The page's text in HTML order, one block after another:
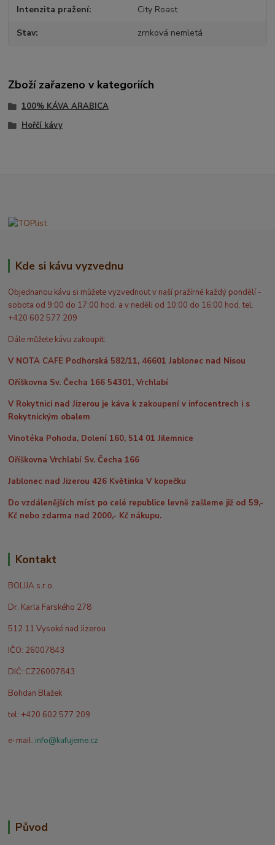
Intenzita pražení City Roast
Stav zrnková nemletá
Zboží zařazeno v kategoriích
100% KÁVA ARABICA
Hořčí kávy
Kde si kávu vyzvednu
Objednanou kávu si můžete vyzvednout v naší pražírně každý pondělí -
sobota od 9:00 do 17:00 hod. a v neděli od 10:00 do 16:00 hod. tel.
+420 602 577 209
Dále můžete kávu zakoupit:
V NOTA CAFE Podhorská 582/11, 46601 Jablonec nad Nisou
Oříškovna Sv. Čecha 166 54301, Vrchlabí
V Rokytnici nad Jizerou je káva k zakoupení v infocentrech i s
Rokytnickým obalem
Vinotéka Pohoda, Dolení 160, 514 01 Jilemnice
Oříškovna Vrchlabí Sv. Čecha 166
Jablonec nad Jizerou 426 Květinka V kopečku
Do vzdálenějších míst po celé republice levně zašleme již od 59,-
Kč nebo zdarma nad 2000,- Kč nákupu.
Kontakt
BOLIJA s.r.o.
Dr. Karla Farského 278
512 11 Vysoké nad Jizerou
IČO: 26007843
DIČ: CZ26007843
Bohdan Blažek
tel: +420 602 577 209
e-mail: info@kafujeme.cz
Původ